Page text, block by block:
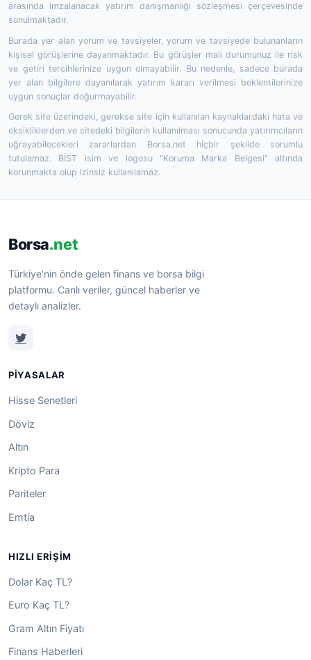
arasında imzalanacak yatırım danışmanlığı sözleşmesi çerçevesinde
sunulmaktadır.
Burada yer alan yorum ve tavsiyeler, yorum ve tavsiyede bulunanların
kişisel görüşlerine dayanmaktadır. Bu görüşler mali durumunuz ile risk
ve getiri tercihlerinize uygun olmayabilir. Bu nedenle, sadece burada
yer alan bilgilere dayanılarak yatırım kararı verilmesi beklentilerinize
uygun sonuçlar doğurmayabilir.
Gerek site üzerindeki, gerekse site için kullanılan kaynaklardaki hata ve
eksikliklerden ve sitedeki bilgilerin kullanılması sonucunda yatırımcıların
uğrayabilecekleri zararlardan Borsa.net hiçbir şekilde sorumlu
tutulamaz. BİST isim ve logosu "Koruma Marka Belgesi" altında
korunmakta olup izinsiz kullanılamaz.
Borsa.net
Türkiye'nin önde gelen finans ve borsa bilgi
platformu. Canlı veriler, güncel haberler ve
detaylı analizler.
PIYASALAR
Hisse Senetleri
Döviz
Altın
Kripto Para
Pariteler
Emtia
HIZLI ERIŞIM
Dolar Kaç TL?
Euro Kaç TL?
Gram Altın Fiyatı
Finans Haberleri